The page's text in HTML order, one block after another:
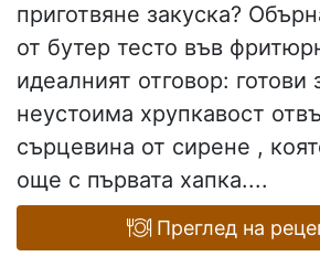
приготвяне закуска?
от бутер тесто във
идеалният отговор: готови
неустоима хрупкавост
сърцевина от сирене ,
още с първата хапка....
Преглед на